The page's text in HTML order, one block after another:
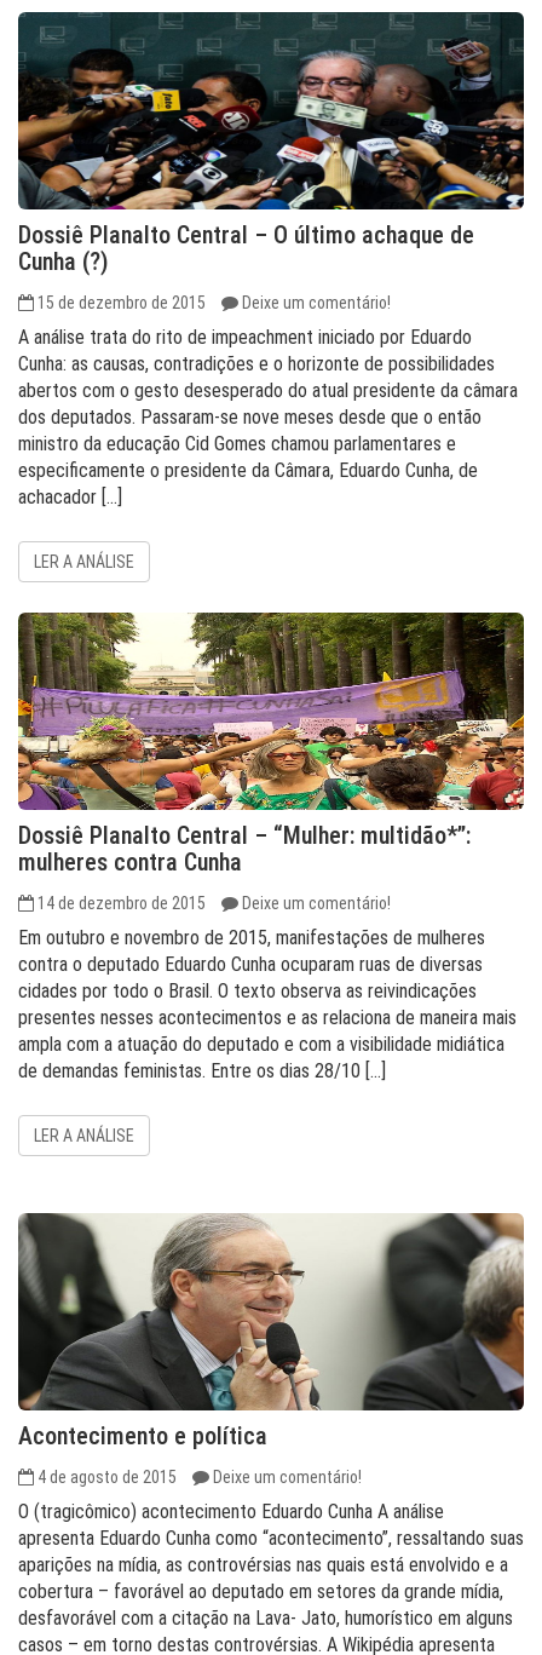
Dossiê Planalto Central – O último achaque de
Cunha (?)
15 de dezembro de 2015 Deixe um comentário!
A análise trata do rito de impeachment iniciado por Eduardo
Cunha: as causas, contradições e o horizonte de possibilidades
abertos com o gesto desesperado do atual presidente da câmara
dos deputados. Passaram-se nove meses desde que o então
ministro da educação Cid Gomes chamou parlamentares e
especificamente o presidente da Câmara, Eduardo Cunha, de
achacador […]
LER A ANÁLISE
Dossiê Planalto Central – “Mulher: multidão*”:
mulheres contra Cunha
14 de dezembro de 2015 Deixe um comentário!
Em outubro e novembro de 2015, manifestações de mulheres
contra o deputado Eduardo Cunha ocuparam ruas de diversas
cidades por todo o Brasil. O texto observa as reivindicações
presentes nesses acontecimentos e as relaciona de maneira mais
ampla com a atuação do deputado e com a visibilidade midiática
de demandas feministas. Entre os dias 28/10 […]
LER A ANÁLISE
Acontecimento e política
4 de agosto de 2015 Deixe um comentário!
O (tragicômico) acontecimento Eduardo Cunha A análise
apresenta Eduardo Cunha como “acontecimento”, ressaltando suas
aparições na mídia, as controvérsias nas quais está envolvido e a
cobertura – favorável ao deputado em setores da grande mídia,
desfavorável com a citação na Lava- Jato, humorístico em alguns
casos – em torno destas controvérsias. A Wikipédia apresenta